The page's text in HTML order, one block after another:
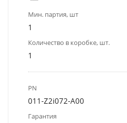
Мин. партия, шт
1
Количество в коробке, шт.
1
PN
011-Z2i072-A00
Гарантия